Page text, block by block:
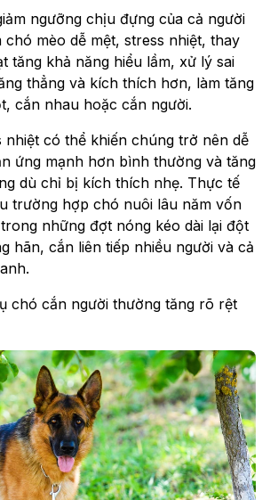
ngưỡng chịu đựng của cả người
chó mèo dễ mệt, stress nhiệt, thay
tăng khả năng hiểu lầm, xử lý sai
thẳng và kích thích hơn, làm tăng
cắn nhau hoặc cắn người.
nhiệt có thể khiến chúng trở nên dễ
ứng mạnh hơn bình thường và tăng
dù chỉ bị kích thích nhẹ. Thực tế
trường hợp chó nuôi lâu năm vốn
những đợt nóng kéo dài lại đột
hãn, cắn liên tiếp nhiều người và cả
chó cắn người thường tăng rõ rệt